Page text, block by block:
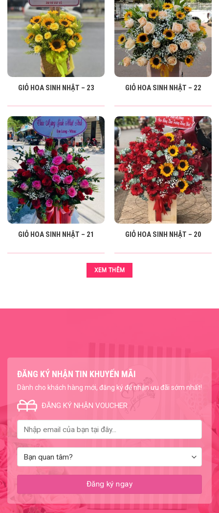
GIỎ HOA SINH NHẬT – 23 GIỎ HOA SINH NHẬT – 22
GIỎ HOA SINH NHẬT – 21 GIỎ HOA SINH NHẬT – 20
XEM THÊM
ĐĂNG KÝ NHẬN TIN KHUYẾN MÃI
Dành cho khách hàng mới, đăng ký để nhận ưu đãi sớm nhất!
ĐĂNG KÝ NHẬN VOUCHER